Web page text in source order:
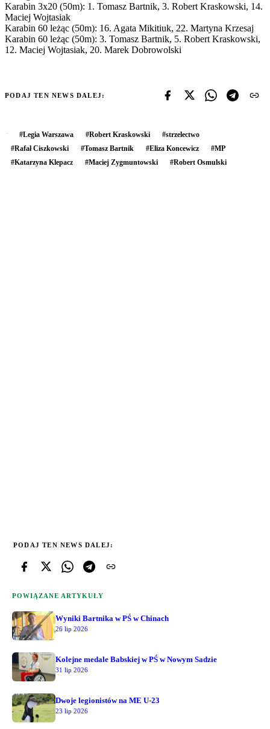
Karabin 3x20 (50m): 1. Tomasz Bartnik, 3. Robert Kraskowski, 14.
Maciej Wojtasiak
Karabin 60 leżąc (50m): 16. Agata Mikitiuk, 22. Martyna Krzesaj
Karabin 60 leżąc (50m): 3. Tomasz Bartnik, 5. Robert Kraskowski,
12. Maciej Wojtasiak, 20. Marek Dobrowolski
PODAJ TEN NEWS DALEJ:
#Legia Warszawa #Robert Kraskowski #strzelectwo
#Rafał Ciszkowski #Tomasz Bartnik #Eliza Koncewicz #MP
#Katarzyna Klepacz #Maciej Zygmuntowski #Robert Osmulski
PODAJ TEN NEWS DALEJ:
POWIĄZANE ARTYKUŁY
Wyniki Bartnika w PŚ w Chinach
26 lip 2026
Kolejne medale Babskiej w PŚ w Nowym Sadzie
31 lip 2026
Dwoje legionistów na ME U-23
23 lip 2026